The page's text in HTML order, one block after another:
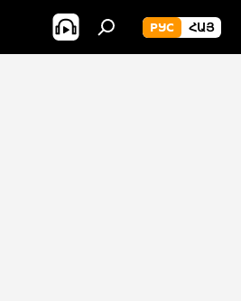
РУС ՀԱՅ